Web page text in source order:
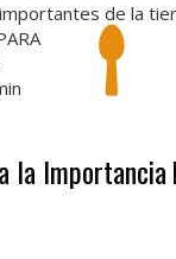
de la
la Importancia